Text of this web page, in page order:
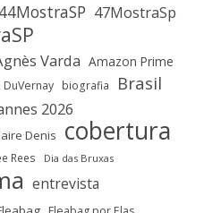
44MostraSP 47MostraSp
Varda Amazon Prime
DuVernay biografia Brasil
2026
Denis cobertura
Rees Dia das Bruxas
entrevista